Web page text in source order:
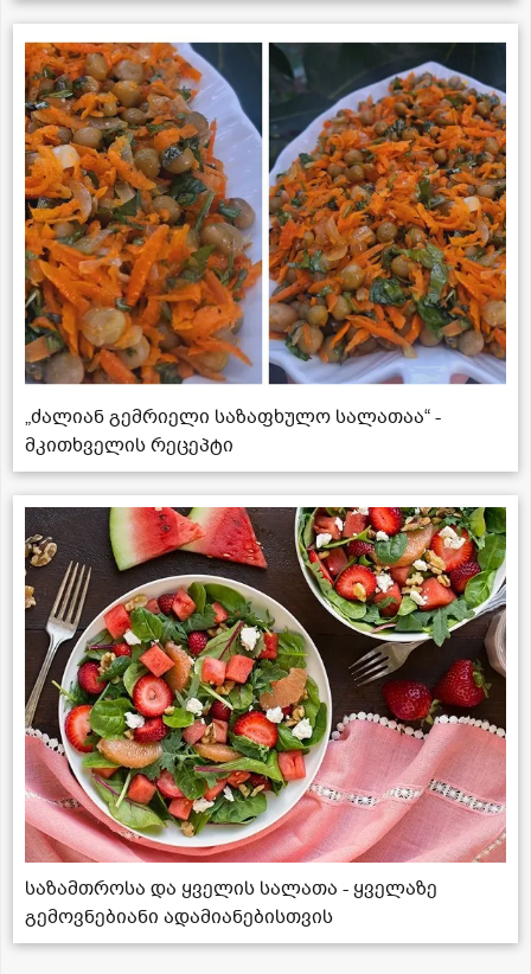
„ძალიან გემრიელი საზაფხულო სალათაა“ -
მკითხველის რეცეპტი
საზამთროსა და ყველის სალათა - ყველაზე
გემოვნებიანი ადამიანებისთვის